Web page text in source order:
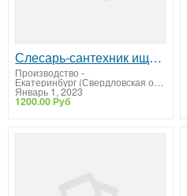
Слесарь-сантехник ищет работу
Производство -
Екатеринбург (Свердловская область)
Январь 1, 2023
1200.00 Руб